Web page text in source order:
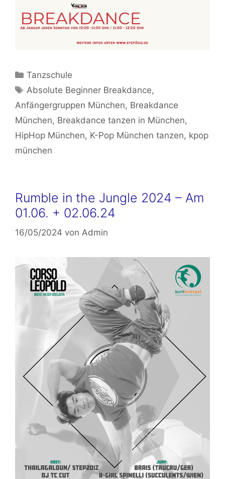
Kategorien
Tanzschule
Schlagwörter
Absolute Beginner Breakdance,
Anfängergruppen München, Breakdance
München, Breakdance tanzen in München,
HipHop München, K-Pop München tanzen, kpop
münchen
Rumble in the Jungle 2024 – Am
01.06. + 02.06.24
16/05/2024 von Admin